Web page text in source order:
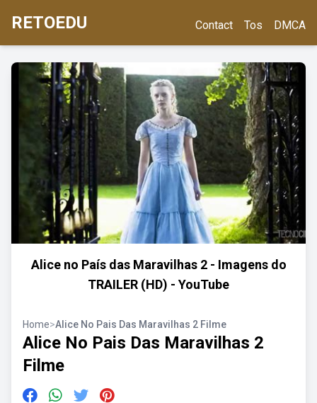
RETOEDU Contact Tos DMCA
Alice no País das Maravilhas 2 - Imagens do
TRAILER (HD) - YouTube
Home>Alice No Pais Das Maravilhas 2 Filme
Alice No Pais Das Maravilhas 2
Filme